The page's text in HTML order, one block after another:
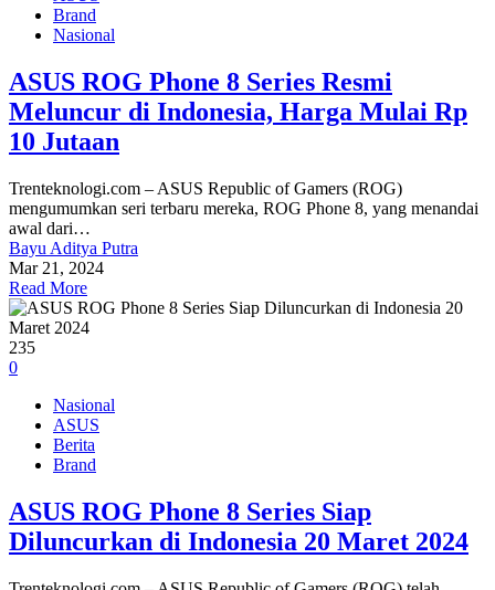
Brand
Nasional
ASUS ROG Phone 8 Series Resmi
Meluncur di Indonesia, Harga Mulai Rp
10 Jutaan
Trenteknologi.com – ASUS Republic of Gamers (ROG)
mengumumkan seri terbaru mereka, ROG Phone 8, yang menandai
awal dari…
Bayu Aditya Putra
Mar 21, 2024
Read More
235
0
Nasional
ASUS
Berita
Brand
ASUS ROG Phone 8 Series Siap
Diluncurkan di Indonesia 20 Maret 2024